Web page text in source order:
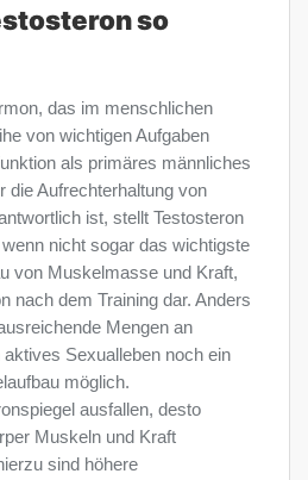
so
das im menschlichen
von wichtigen Aufgaben
als primäres männliches
die Aufrechterhaltung von
ist, stellt Testosteron
nicht sogar das wichtigste
von Muskelmasse und Kraft,
nach dem Training dar. Anders
Mengen an
Sexualleben noch ein
möglich.
ausfallen, desto
Muskeln und Kraft
sind höhere